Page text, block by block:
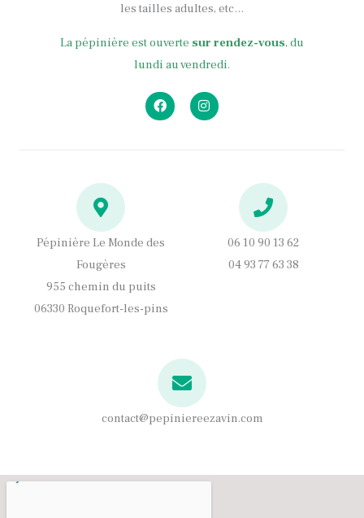
les tailles adultes, etc…
La pépinière est ouverte sur rendez-vous, du
lundi au vendredi.
F
a
c
I
n
s
Pépinière Le Monde des
Fougères
955 chemin du puits
06330 Roquefort-les-pins
06 10 90 13 62
04 93 77 63 38
contact@pepiniereezavin.com